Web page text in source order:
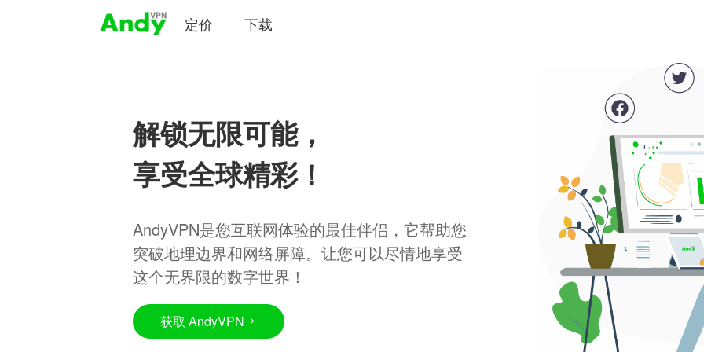
定价 下载
解锁无限可能，
享受全球精彩！
AndyVPN是您互联网体验的最佳伴侣，它帮助您
突破地理边界和网络屏障。让您可以尽情地享受
这个无界限的数字世界！
获取 AndyVPN